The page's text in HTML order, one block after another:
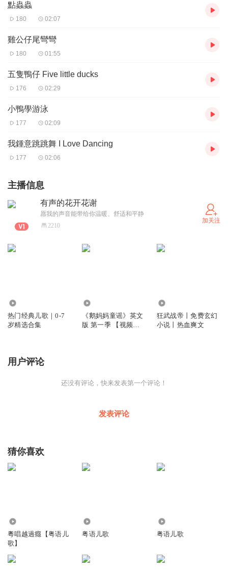
點蟲蟲
180 02:07
雞公仔尾彎彎
180 01:55
五隻鴨仔 Five little ducks
176 02:29
小鴨學游泳
177 02:09
我鍾意跳跳舞 I Love Dancing
177 02:06
主播信息
有声的花开花谢
愿我的声音能带给你温暖、舒适和平静
2210
加关注
热门经典儿歌｜0-7
岁精选合集
《鹅妈妈童谣》英文
版 第一季 【视频全
狂武战帝丨免费玄幻
小说丨热血爽文
用户评论
还没有评论，快来发表第一个评论！
发表评论
猜你喜欢
粵唱越過癮【粤语儿
歌】
粤语儿歌 粤语儿歌